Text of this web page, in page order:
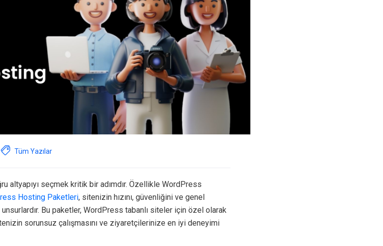
Tüm Yazılar
altyapıyı seçmek kritik bir adımdır. Özellikle WordPress
Hosting Paketleri, sitenizin hızını, güvenliğini ve genel
Bu paketler, WordPress tabanlı siteler için özel olarak
sorunsuz çalışmasını ve ziyaretçilerinize en iyi deneyimi